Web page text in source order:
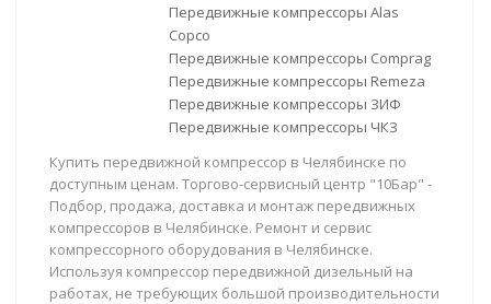
Передвижные компрессоры Alas
Copco
Передвижные компрессоры Comprag
Передвижные компрессоры Remeza
Передвижные компрессоры ЗИФ
Передвижные компрессоры ЧКЗ
Купить передвижной компрессор в Челябинске по
доступным ценам. Торгово-сервисный центр "10Бар" -
Подбор, продажа, доставка и монтаж передвижных
компрессоров в Челябинске. Ремонт и сервис
компрессорного оборудования в Челябинске.
Используя компрессор передвижной дизельный на
работах, не требующих большой производительности